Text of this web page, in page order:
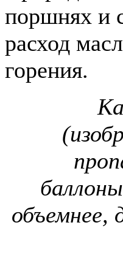
поршнях и
расход
горения.
объемнее,